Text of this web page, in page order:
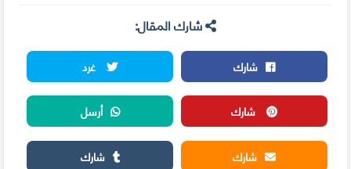
شارك المقال:
شارك
غرد
شارك
أرسل
شارك
شارك